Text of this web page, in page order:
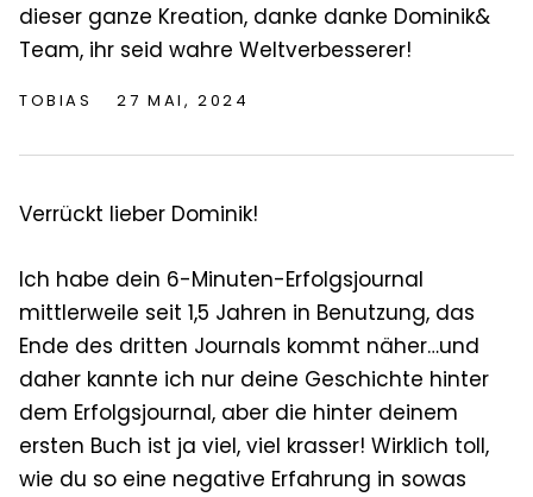
dieser ganze Kreation, danke danke Dominik&
Team, ihr seid wahre Weltverbesserer!
TOBIAS 27 MAI, 2024
Verrückt lieber Dominik!
Ich habe dein 6-Minuten-Erfolgsjournal
mittlerweile seit 1,5 Jahren in Benutzung, das
Ende des dritten Journals kommt näher…und
daher kannte ich nur deine Geschichte hinter
dem Erfolgsjournal, aber die hinter deinem
ersten Buch ist ja viel, viel krasser! Wirklich toll,
wie du so eine negative Erfahrung in sowas